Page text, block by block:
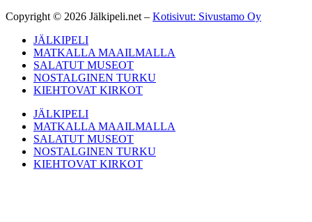
Copyright © 2026 Jälkipeli.net – Kotisivut: Sivustamo Oy
JÄLKIPELI
MATKALLA MAAILMALLA
SALATUT MUSEOT
NOSTALGINEN TURKU
KIEHTOVAT KIRKOT
JÄLKIPELI
MATKALLA MAAILMALLA
SALATUT MUSEOT
NOSTALGINEN TURKU
KIEHTOVAT KIRKOT